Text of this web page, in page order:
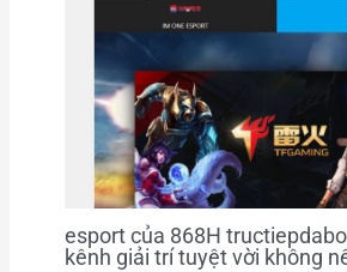
esport của 868H
kênh giải trí tuyệt vời không